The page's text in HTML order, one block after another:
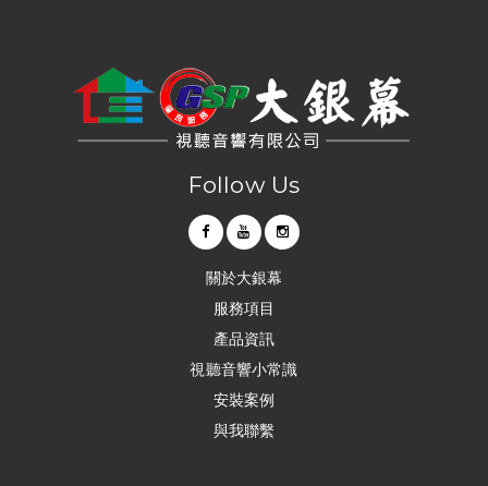
Follow Us
關於大銀幕
服務項目
產品資訊
視聽音響小常識
安裝案例
與我聯繫